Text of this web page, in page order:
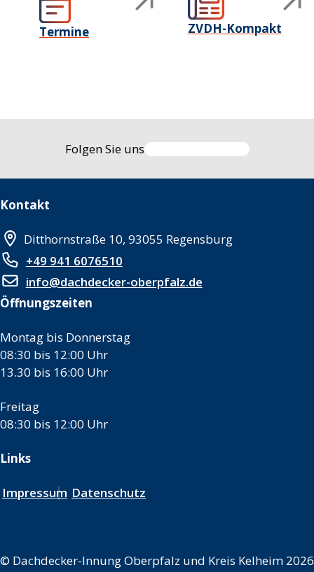
Termine ZVDH-Kompakt
Folgen Sie uns
Kontakt
Ditthornstraße 10, 93055 Regensburg
+49 941 6076510
info@dachdecker-oberpfalz.de
Öffnungszeiten
Montag bis Donnerstag
08:30 bis 12:00 Uhr
13.30 bis 16:00 Uhr
Freitag
08:30 bis 12:00 Uhr
Links
Impressum Datenschutz
© Dachdecker-Innung Oberpfalz und Kreis Kelheim 2026